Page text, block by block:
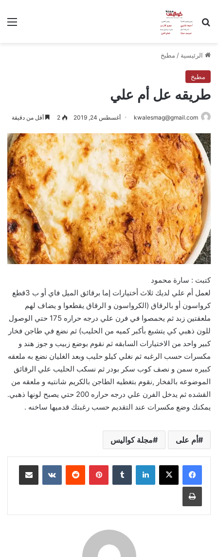
بحث عن
الرئيسية / مطبخ
مطبخ
طريقه عل أم علي
kwalesmag@gmail.com أغسطس 24, 2019 2 أقل من دقيقة
كتبت : سارة محمود
لعمل أم علي لديك ثلاث أختيارات إما برقائق الميل فاي أو ب 3قطع
كرواسون أو بالرقاق (الكرواسون و الرقاق يقطعوا و يضاف لهم
ملعقتين زبد ثم يحمصوا في فرن علي درجه حراره 175 حتي الوصول
للون ذهبي كي يتشبع بأكبر كميه من الحليب) ثم نضع في طاجن فخار
كبير واحد من الاختيارات السابقه ثم نقوم بوضع زبيب و جوز هند و
مكسرات حسب الرغبه ثم نغلي كيلو حليب وبعد الغليان نضع به ملعقه
كبيره سمن و نصف كوب سكر بودر ثم نسكب الحليب علي الرقائق
الموضوعه بالفخار ,نقوم بتغطيه الطاجن بالكريم شانتيه و ملعقه من
القشده ثم يدخل الفرن علي درجه حراره 200 حتي يصبح لونها ذهبي.
يمكنك وضع مكسرات عند التقديم حسب رغبتك قدميها ساخنه .
أم على مجلة كواليس
لينكدإن بينتيريست مشاركة عبر البريد
طباعة